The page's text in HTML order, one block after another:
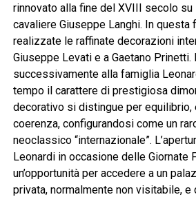
rinnovato alla fine del XVIII secolo
cavaliere Giuseppe Langhi. In questa
realizzate le raffinate decorazioni
Giuseppe Levati e a Gaetano Prinetti.
successivamente alla famiglia
tempo il carattere di prestigiosa
decorativo si distingue per equilibrio,
coerenza, configurandosi come un
neoclassico “internazionale”.
Leonardi in occasione delle Giornate
un’opportunità per accedere a un
privata, normalmente non visitabile,